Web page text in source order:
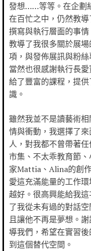
發想……等等。在企劃
在百忙之中，仍然教
撰寫與執行層面的事
教導了我很多關於展
項，與發佈展訊與粉
當然也很感謝執行長
給了豐富的課程，提
識。
雖然我並不是讀藝術
情與衝動，我選擇了
人，對我都不曾帶著
市集、不太乖教育節
家Mattia、Alina的創
愛這充滿能量的工作
越好。很高興能給我
了我從未有過的對話
且讓他不再是夢想。
導我們，希望在實習
到這個替代空間。